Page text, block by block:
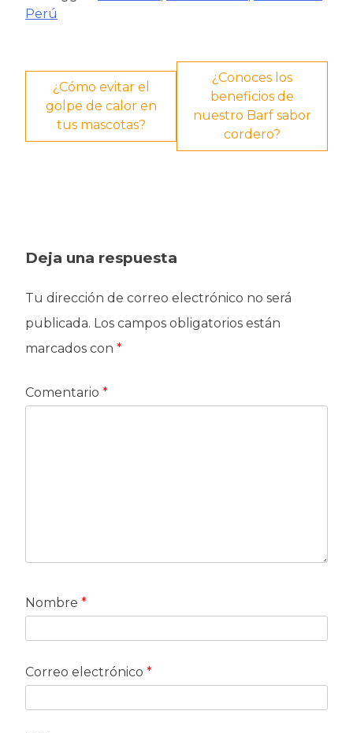
Perú
Navegación
de
entradas
¿Cómo evitar el
golpe de calor en
tus mascotas?
¿Conoces los
beneficios de
nuestro Barf sabor
cordero?
Deja una respuesta
Tu dirección de correo electrónico no será
publicada. Los campos obligatorios están
marcados con *
Comentario *
Nombre *
Correo electrónico *